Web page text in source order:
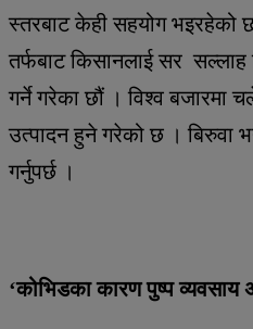
स्तरबाट केही सहयोग भइरहेको
तर्फबाट किसानलाई सर सल्लाह
गर्ने गरेका छौं । विश्व बजारमा
उत्पादन हुने गरेको छ । बिरुवा
गर्नुपर्छ ।
‘कोभिडका कारण पुष्प